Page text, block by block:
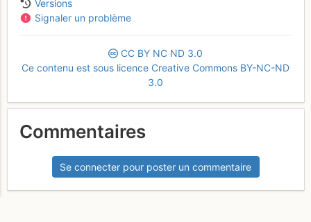
Versions
Signaler un problème
CC BY NC ND 3.0
Ce contenu est sous licence Creative Commons BY-NC-ND
3.0
Commentaires
Se connecter pour poster un commentaire